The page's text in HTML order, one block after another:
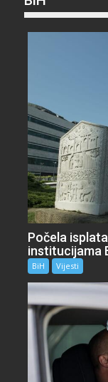
Počela
institucijama
BiH Vijesti